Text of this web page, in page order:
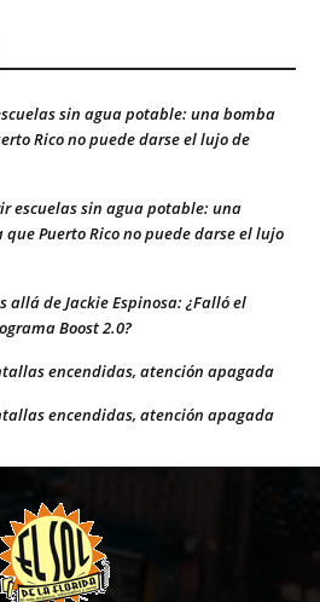
sin agua potable: una bomba
Rico no puede darse el lujo de
escuelas sin agua potable: una
Puerto Rico no puede darse el lujo
allá de Jackie Espinosa: ¿Falló el
Boost 2.0?
encendidas, atención apagada
encendidas, atención apagada